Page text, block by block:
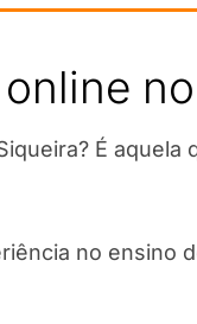
É
no ensino